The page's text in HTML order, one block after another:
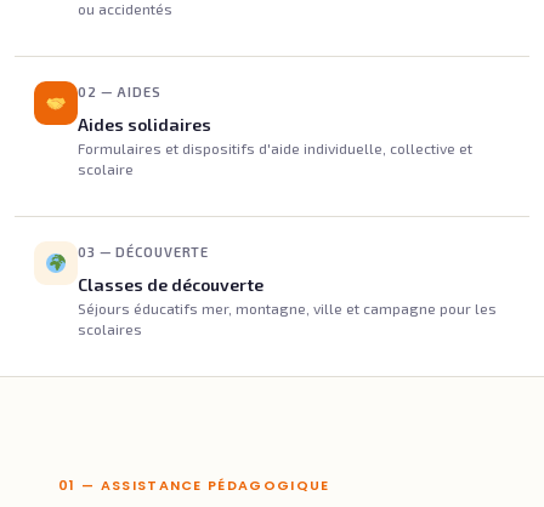
ou accidentés
02 — AIDES
Aides solidaires
Formulaires et dispositifs d'aide individuelle, collective et
scolaire
03 — DÉCOUVERTE
Classes de découverte
Séjours éducatifs mer, montagne, ville et campagne pour les
scolaires
01 — ASSISTANCE PÉDAGOGIQUE